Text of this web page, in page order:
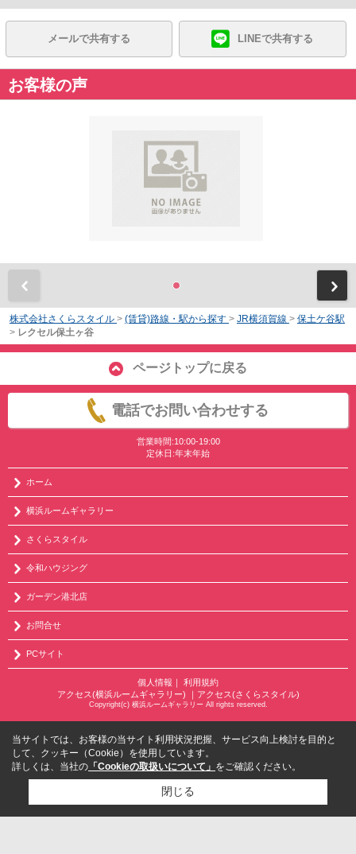
メールで共有する LINEで共有する
お客様の声
株式会社さくらスタイル > (賃貸)路線・駅から探す > JR横須賀線 > 保土ケ谷駅
> レクセル保土ヶ谷
ページトップに戻る
電話でお問い合わせする
営業時間:10:00-19:00
定休日:年末年始
ホーム
横浜ルームギャラリー
さくらスタイル
令和ハウジング
ガーデン港北店
お問合せ
PCサイト
個人情報
利用規約
アクセス(横浜ルームギャラリー)
アクセス(さくらスタイル)
Copyright(c) 横浜ルームギャラリー All rights reserved.
当サイトでは、お客様の当サイト利用状況把握、サービス向上検討を目的と
して、クッキー（Cookie）を使用しています。
詳しくは、当社の 「Cookieの取扱いについて」 をご確認ください。
閉じる